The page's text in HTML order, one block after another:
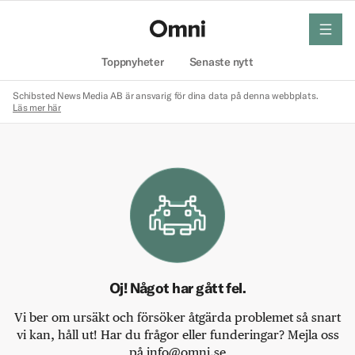
Toppnyheter Senaste nytt
meny
Schibsted News Media AB är ansvarig för dina data på denna webbplats.
Läs mer här
Oj! Något har gått fel.
Vi ber om ursäkt och försöker åtgärda problemet så snart
vi kan, håll ut! Har du frågor eller funderingar? Mejla oss